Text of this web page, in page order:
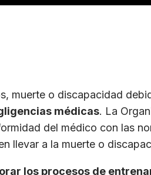
muerte o discapacidad
médicas. La
del médico con las
llevar a la muerte o
los procesos de